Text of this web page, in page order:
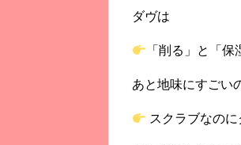
ダヴは
「削る」と「
あと地味にすごい
スクラブなの